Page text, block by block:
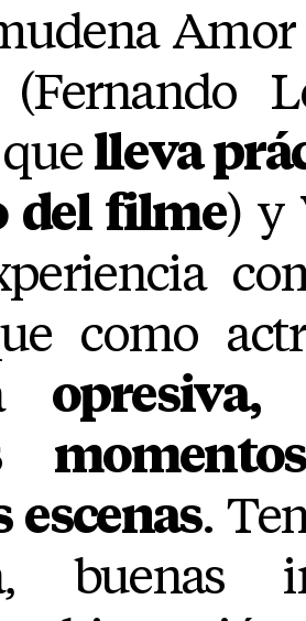
lleva
del filme) y
como
opresiva,
escenas.
buenas